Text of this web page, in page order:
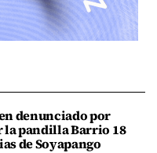
denunciado por
pandilla Barrio 18
de Soyapango